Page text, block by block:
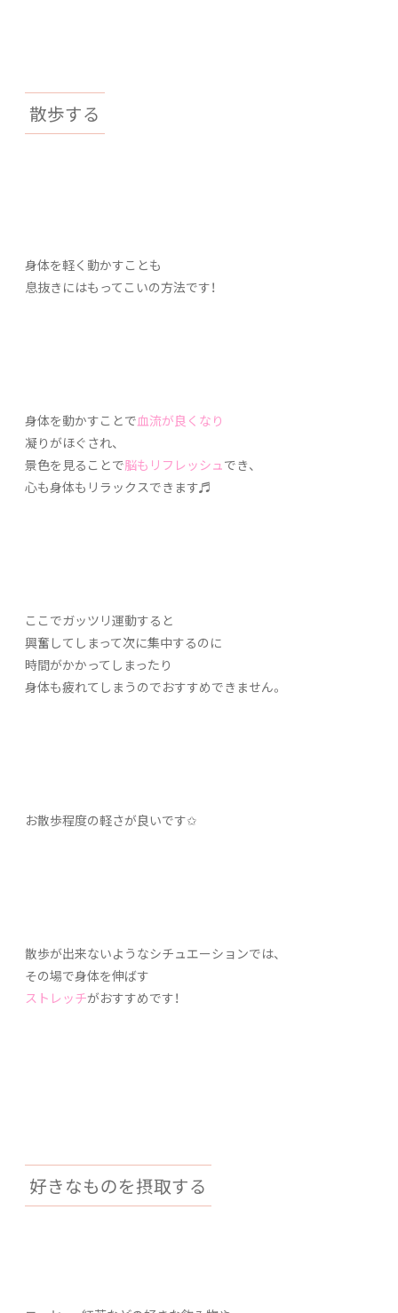
散歩する
身体を軽く動かすことも
息抜きにはもってこいの方法です！
身体を動かすことで血流が良くなり
凝りがほぐされ、
景色を見ることで脳もリフレッシュでき、
心も身体もリラックスできます♬
ここでガッツリ運動すると
興奮してしまって次に集中するのに
時間がかかってしまったり
身体も疲れてしまうのでおすすめできません。
お散歩程度の軽さが良いです✩
散歩が出来ないようなシチュエーションでは、
その場で身体を伸ばす
ストレッチがおすすめです！
好きなものを摂取する